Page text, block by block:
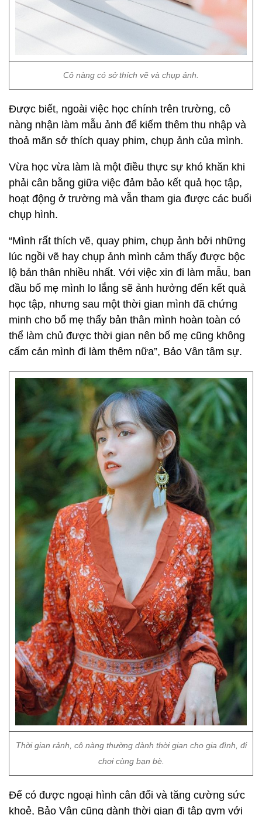
Cô nàng có sở thích vẽ và chụp ảnh.
Được biết, ngoài việc học chính trên trường, cô
nàng nhận làm mẫu ảnh để kiếm thêm thu nhập và
thoả mãn sở thích quay phim, chụp ảnh của mình.
Vừa học vừa làm là một điều thực sự khó khăn khi
phải cân bằng giữa việc đảm bảo kết quả học tập,
hoạt động ở trường mà vẫn tham gia được các buổi
chụp hình.
“Mình rất thích vẽ, quay phim, chụp ảnh bởi những
lúc ngồi vẽ hay chụp ảnh mình cảm thấy được bộc
lộ bản thân nhiều nhất. Với việc xin đi làm mẫu, ban
đầu bố mẹ mình lo lắng sẽ ảnh hưởng đến kết quả
học tập, nhưng sau một thời gian mình đã chứng
minh cho bố mẹ thấy bản thân mình hoàn toàn có
thể làm chủ được thời gian nên bố mẹ cũng không
cấm cản mình đi làm thêm nữa”, Bảo Vân tâm sự.
Thời gian rảnh, cô nàng thường dành thời gian cho gia đình, đi
chơi cùng bạn bè.
Để có được ngoại hình cân đối và tăng cường sức
khoẻ, Bảo Vân cũng dành thời gian đi tập gym với